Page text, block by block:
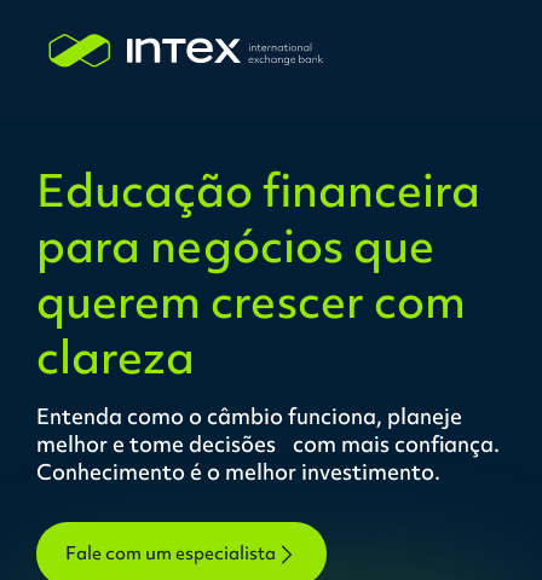
Educação financeira
para negócios que
querem crescer com
clareza
Entenda como o câmbio funciona, planeje
melhor e tome decisões com mais confiança.
Conhecimento é o melhor investimento.
Fale com um especialista